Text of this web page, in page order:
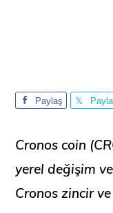
Paylaş
Cronos coin
yerel değişim
Cronos zincir